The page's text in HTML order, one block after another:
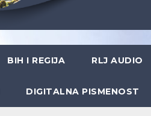
BIH I REGIJA RLJ AUDIO
DIGITALNA PISMENOST